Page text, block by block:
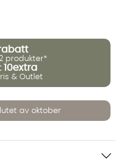
produkter*
10extra
& Outlet
av oktober
frågor. Konversationen
part. Läs mer i vår